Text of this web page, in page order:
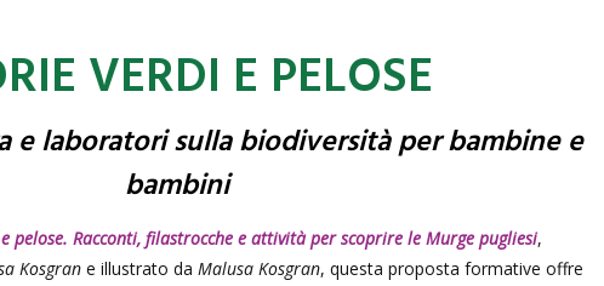
VERDI E PELOSE
laboratori sulla biodiversità per bambine e
bambini
pelose. Racconti, filastrocche e attività per scoprire le Murge pugliesi,
Kosgran e illustrato da Malusa Kosgran, questa proposta formative offre